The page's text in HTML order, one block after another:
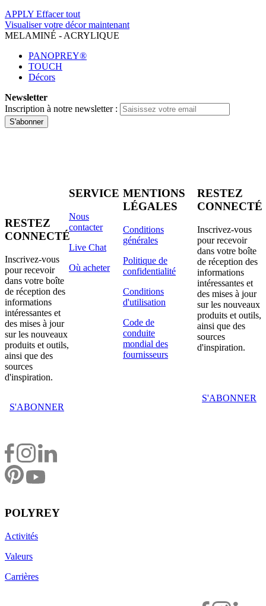
APPLY Effacer tout
Visualiser votre décor maintenant
MELAMINÉ - ACRYLIQUE
PANOPREY®
TOUCH
Décors
Newsletter
Inscription à notre newsletter :
S'abonner
RESTEZ
CONNECTÉ
Inscrivez-vous
pour recevoir
dans votre boîte
de réception des
informations
intéressantes et
des mises à jour
sur les nouveaux
produits et outils,
ainsi que des
sources
d'inspiration.
S'ABONNER
POLYREY
Activités
Valeurs
Carrières
SERVICE
Nous
contacter
Live Chat
Où acheter
MENTIONS
LÉGALES
Conditions
générales
Politique de
confidentialité
Conditions
d'utilisation
Code de
conduite
mondial des
fournisseurs
RESTEZ
CONNECTÉ
Inscrivez-vous
pour recevoir
dans votre boîte
de réception des
informations
intéressantes et
des mises à jour
sur les nouveaux
produits et outils,
ainsi que des
sources
d'inspiration.
S'ABONNER